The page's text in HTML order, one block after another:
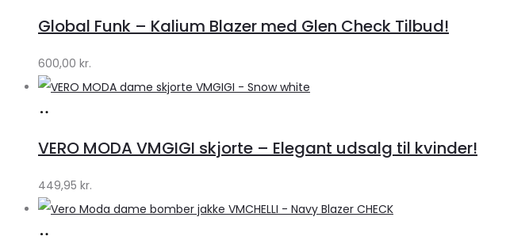
Lykke
by
Lykke
Global Funk – Kalium Blazer med Glen Check Tilbud!
600,00 kr.
Klædeskabet.dk
VERO MODA VMGIGI skjorte – Elegant udsalg til kvinder!
449,95 kr.